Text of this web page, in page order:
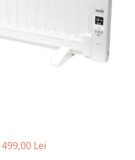
499,00 Lei